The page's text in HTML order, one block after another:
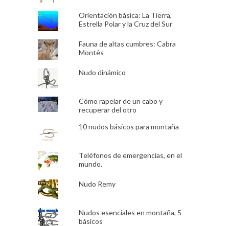
Orientación básica: La Tierra,
Estrella Polar y la Cruz del Sur
Fauna de altas cumbres: Cabra
Montés
Nudo dinámico
Cómo rapelar de un cabo y
recuperar del otro
10 nudos básicos para montaña
Teléfonos de emergencias, en el
mundo.
Nudo Remy
Nudos esenciales en montaña, 5
básicos